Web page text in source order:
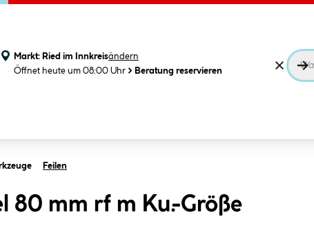
Markt: Ried im Innkreisändern
Öffnet heute um 08:00 Uhr
Beratung reservieren
Feilen
80 mm rf m Ku.-Größe